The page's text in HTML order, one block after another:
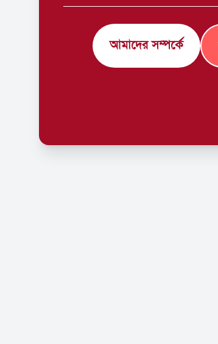
আমাদের সম্পর্কে